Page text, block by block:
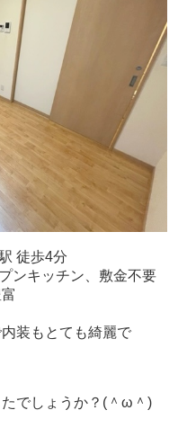
徒歩4分
ンキッチン、敷金不要
装もとても綺麗で
でしょうか？(＾ω＾)